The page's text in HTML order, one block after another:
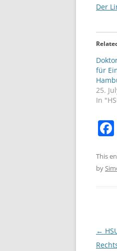
Der
für
25.
In
This
by
Post
←